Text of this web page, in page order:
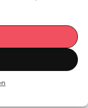
praktische tips en
met lezen op